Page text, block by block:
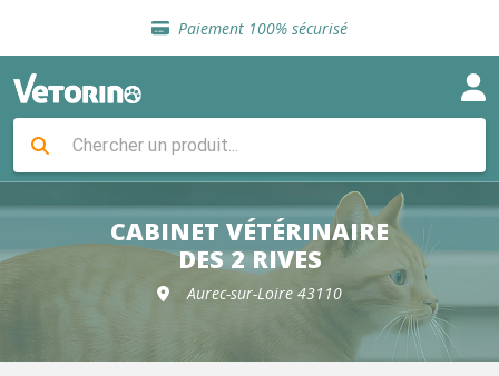
Paiement 100% sécurisé
Livraison gratuite en clinique vétérinaire
Sélection de croquettes vétérinaire
Livraison gratuite en clinique vétérinaire
Retour gratuit en clinique
Sélection de croquettes vétérinaire
CABINET VÉTÉRINAIRE
DES 2 RIVES
Aurec-sur-Loire 43110